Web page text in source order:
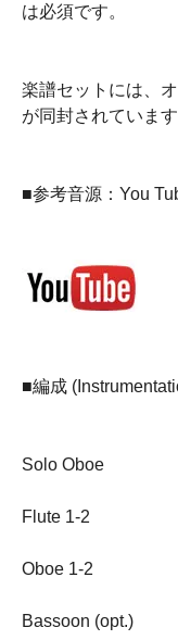
は必須です。
楽譜セットには、
が同封されています
■参考音源：You
■編成
Solo Oboe
Flute 1-2
Oboe 1-2
Bassoon (opt.)